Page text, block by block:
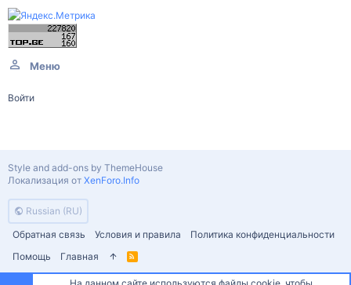
Меню
Войти
Russian (RU)
Обратная связь
Условия и правила
Политика конфиденциальности
Помощь
Главная
R
S
Style and add-ons by ThemeHouse
Локализация от XenForo.Info